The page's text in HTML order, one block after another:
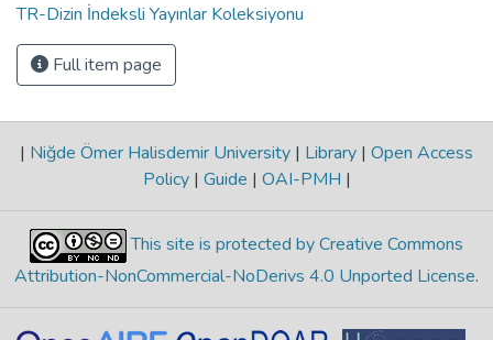
TR-Dizin İndeksli Yayınlar Koleksiyonu
Full item page
| Niğde Ömer Halisdemir University | Library | Open Access
Policy | Guide | OAI-PMH |
This site is protected by Creative Commons
Attribution-NonCommercial-NoDerivs 4.0 Unported License.